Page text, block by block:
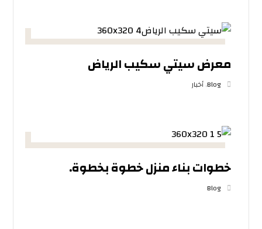
معرض سيتي سكيب الرياض
Blog
,أخبار
خطوات بناء منزل خطوة بخطوة.
Blog